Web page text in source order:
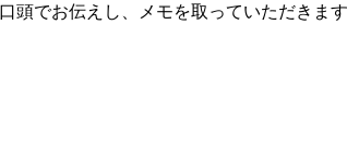
頭でお伝えし、メモを取っていただきます